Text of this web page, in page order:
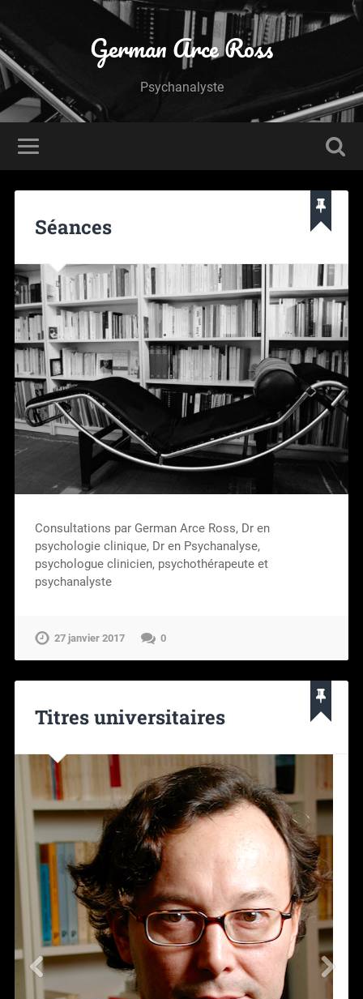
German Arce Ross
Psychanalyste
Séances
Consultations par German Arce Ross, Dr en
psychologie clinique, Dr en Psychanalyse,
psychologue clinicien, psychothérapeute et
psychanalyste
27 janvier 2017 0
Titres universitaires